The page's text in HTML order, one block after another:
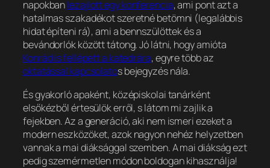
napokbanlezajlott egy konferencia, ami pont azt a
hatalmas szakadékot szeretné betömni (legalábbis
hidat építeni rá), ami a bennszülöttek és a
bevándorlók között tátong. Jó látni, hogy amióta
Konrád is fellépett a katedrára, egyre több az
oktatással kapcsolatos bejegyzés nála.
És gyakorló apaként, középiskolai tanárként
elsőkézből értesülök erről, s látom mi zajlik a
fejekben. Az a generáció, aki nem ismeri ezeket a
modern eszközöket, azok nagyon nehéz helyzetben
vannak a mai diáksággal szemben. A mai diákság ezt
pedig szemérmetlen módon boldogan kihasználja!